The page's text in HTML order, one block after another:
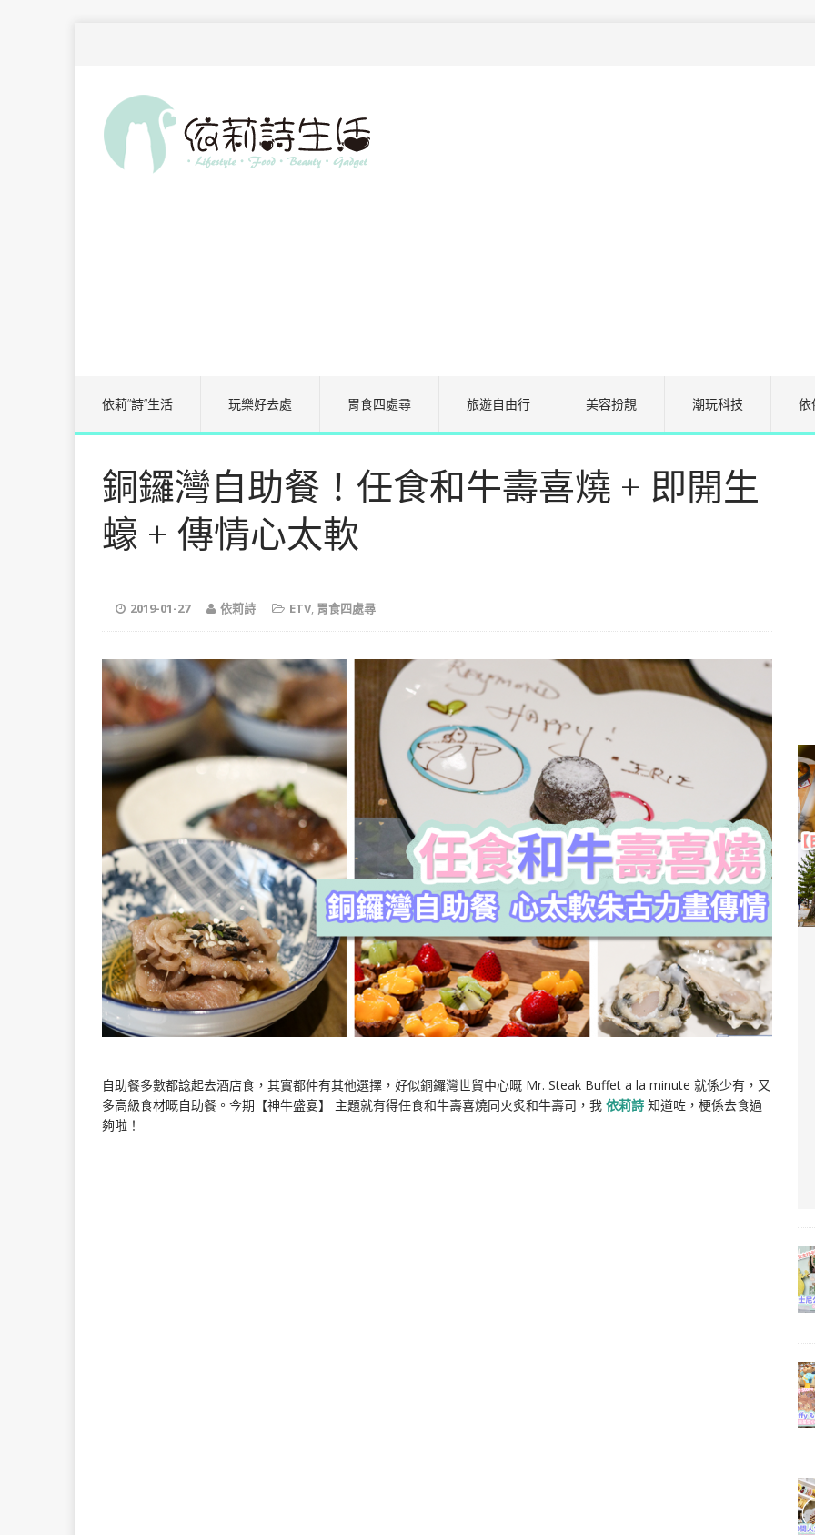
依莉”詩”生活 玩樂好去處 胃食四處尋 旅遊自由行 美容扮靚 潮玩科技 依
銅鑼灣自助餐！任食和牛壽喜燒 + 即開生
蠔 + 傳情心太軟
2019-01-27 依莉詩 ETV, 胃食四處尋
自助餐多數都諗起去酒店食，其實都仲有其他選擇，好似銅鑼灣世貿中心嘅 Mr. Steak Buffet a la minute 就係少有，又
多高級食材嘅自助餐。今期【神牛盛宴】 主題就有得任食和牛壽喜燒同火炙和牛壽司，我 依莉詩 知道咗，梗係去食過
夠啦！